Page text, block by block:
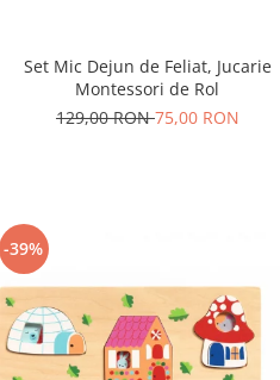
Set Mic Dejun de Feliat, Jucarie
Montessori de Rol
129,00 RON75,00 RON
-39%